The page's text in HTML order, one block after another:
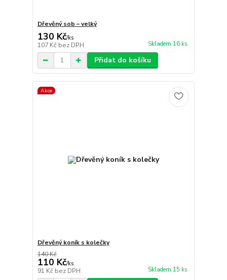
Dřevěný sob – velký
130 Kč/ks
107 Kč bez DPH Skladem 16 ks
Přidat do košíku
Akce
Dřevěný koník s kolečky
140 Kč
110 Kč/ks
91 Kč bez DPH Skladem 15 ks